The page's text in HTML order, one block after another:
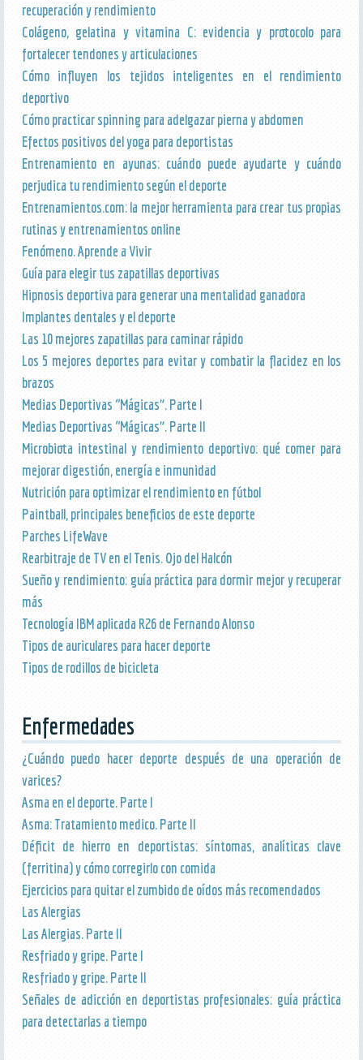
recuperación y rendimiento
Colágeno, gelatina y vitamina C: evidencia y protocolo para
fortalecer tendones y articulaciones
Cómo influyen los tejidos inteligentes en el rendimiento
deportivo
Cómo practicar spinning para adelgazar pierna y abdomen
Efectos positivos del yoga para deportistas
Entrenamiento en ayunas: cuándo puede ayudarte y cuándo
perjudica tu rendimiento según el deporte
Entrenamientos.com: la mejor herramienta para crear tus propias
rutinas y entrenamientos online
Fenómeno. Aprende a Vivir
Guía para elegir tus zapatillas deportivas
Hipnosis deportiva para generar una mentalidad ganadora
Implantes dentales y el deporte
Las 10 mejores zapatillas para caminar rápido
Los 5 mejores deportes para evitar y combatir la flacidez en los
brazos
Medias Deportivas “Mágicas”. Parte I
Medias Deportivas “Mágicas”. Parte II
Microbiota intestinal y rendimiento deportivo: qué comer para
mejorar digestión, energía e inmunidad
Nutrición para optimizar el rendimiento en fútbol
Paintball, principales beneficios de este deporte
Parches LifeWave
Rearbitraje de TV en el Tenis. Ojo del Halcón
Sueño y rendimiento: guía práctica para dormir mejor y recuperar
más
Tecnología IBM aplicada R26 de Fernando Alonso
Tipos de auriculares para hacer deporte
Tipos de rodillos de bicicleta
Enfermedades
¿Cuándo puedo hacer deporte después de una operación de
varices?
Asma en el deporte. Parte I
Asma: Tratamiento medico. Parte II
Déficit de hierro en deportistas: síntomas, analíticas clave
(ferritina) y cómo corregirlo con comida
Ejercicios para quitar el zumbido de oídos más recomendados
Las Alergias
Las Alergias. Parte II
Resfriado y gripe. Parte I
Resfriado y gripe. Parte II
Señales de adicción en deportistas profesionales: guía práctica
para detectarlas a tiempo